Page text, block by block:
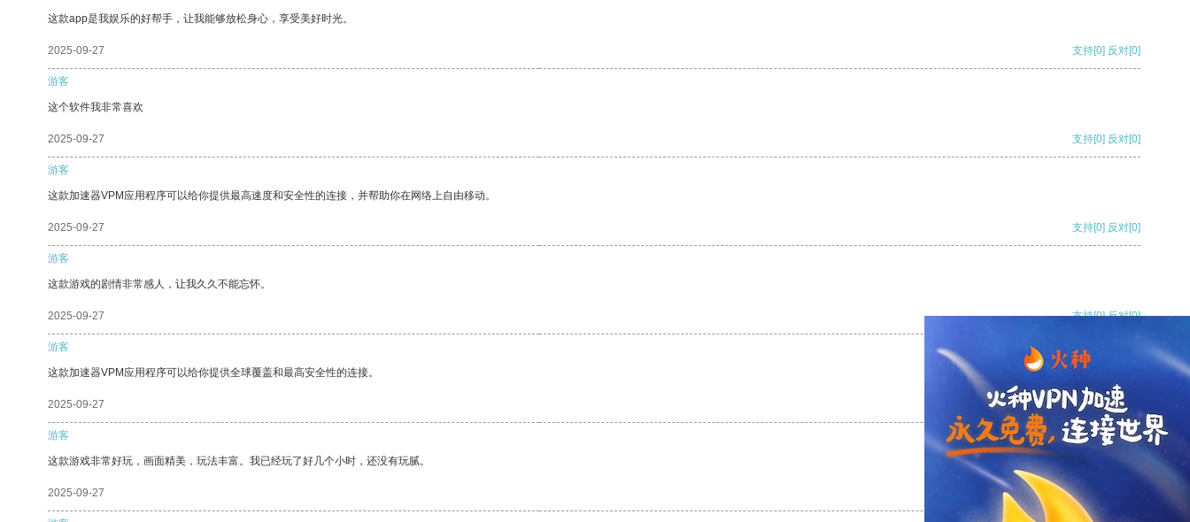
这款app是我娱乐的好帮手，让我能够放松身心，享受美好时光。
2025-09-27 支持[0] 反对[0]
游客
这个软件我非常喜欢
2025-09-27 支持[0] 反对[0]
游客
这款加速器VPM应用程序可以给你提供最高速度和安全性的连接，并帮助你在网络上自由移动。
2025-09-27 支持[0] 反对[0]
游客
这款游戏的剧情非常感人，让我久久不能忘怀。
2025-09-27 支持[0] 反对[0]
游客
这款加速器VPM应用程序可以给你提供全球覆盖和最高安全性的连接。
2025-09-27 支持[0] 反对
游客
这款游戏非常好玩，画面精美，玩法丰富。我已经玩了好几个小时，还没有玩腻。
2025-09-27 支持